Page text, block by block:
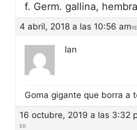
f. Germ. gallina,
4 abril, 2018 a las 10:56 am
Ian
Goma gigante que borra a
16 octubre, 2019 a las 3:32
ER